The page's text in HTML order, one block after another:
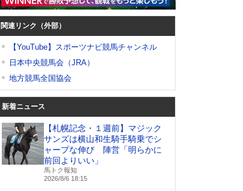
関連リンク（外部）
【YouTube】スポーツナビ競馬チャンネル
日本中央競馬会（JRA）
地方競馬全国協会
新着ニュース
【札幌記念・１週前】マジック
サンズは横山和生騎手騎乗でシ
ャープな伸び 陣営「明らかに
前回よりいい」
馬トク報知
2026/8/6 18:15